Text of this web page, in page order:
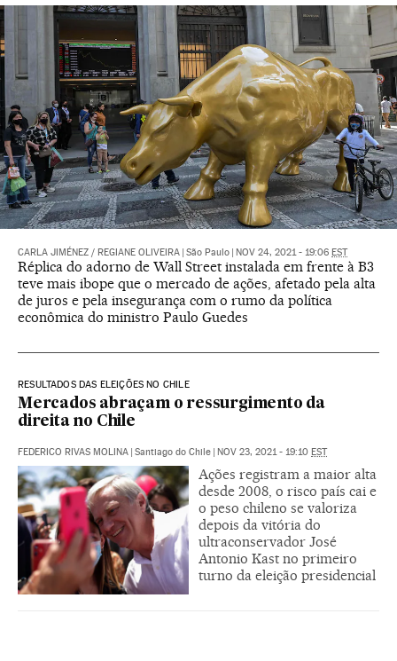
CARLA JIMÉNEZ / REGIANE OLIVEIRA São Paulo NOV 24, 2021 - 19:06 EST
Réplica do adorno de Wall Street instalada em frente à B3
teve mais ibope que o mercado de ações, afetado pela alta
de juros e pela insegurança com o rumo da política
econômica do ministro Paulo Guedes
RESULTADOS DAS ELEIÇÕES NO CHILE
Mercados abraçam o ressurgimento da
direita no Chile
FEDERICO RIVAS MOLINA Santiago do Chile NOV 23, 2021 - 19:10 EST
Ações registram a maior alta
desde 2008, o risco país cai e
o peso chileno se valoriza
depois da vitória do
ultraconservador José
Antonio Kast no primeiro
turno da eleição presidencial